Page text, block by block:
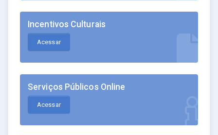
Incentivos Culturais
Acessar
Serviços Públicos Online
Acessar